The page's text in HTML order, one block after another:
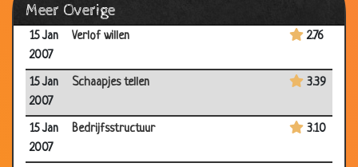
Meer Overige
2007
15 Jan
2007
Verlof willen 2.76
15 Jan
2007
Schaapjes tellen 3.39
15 Jan
2007
Bedrijfsstructuur 3.10